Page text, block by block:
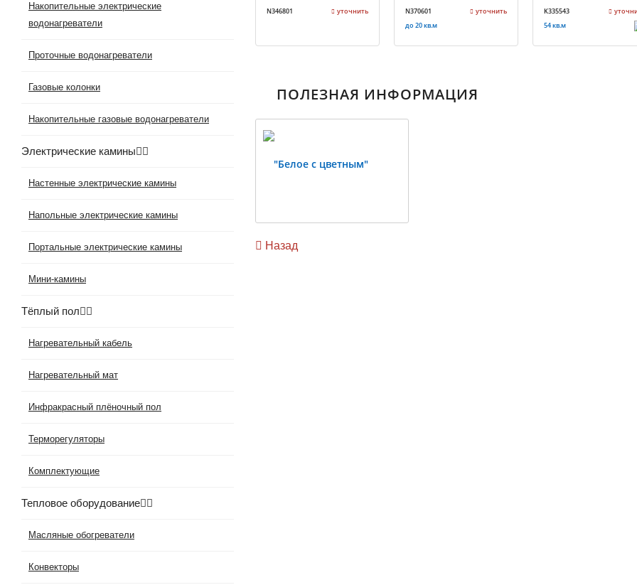
Накопительные электрические
водонагреватели
Проточные водонагреватели
Газовые колонки
Накопительные газовые водонагреватели
Электрические камины
Настенные электрические камины
Напольные электрические камины
Портальные электрические камины
Мини-камины
Тёплый пол
Нагревательный кабель
Нагревательный мат
Инфракрасный плёночный пол
Терморегуляторы
Комплектующие
Тепловое оборудование
Масляные обогреватели
Конвекторы
N346801 уточнить N370601
уточнить
до 20 кв.м
K335543
54 кв.м
ПОЛЕЗНАЯ ИНФОРМАЦИЯ
"Белое с цветным"
Назад